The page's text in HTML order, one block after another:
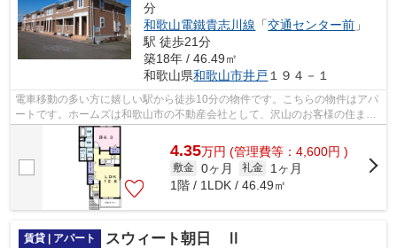
分
和歌山電鐵貴志川線 「交通センター前 」
駅 徒歩21分
築18年 / 46.49㎡
和歌山県和歌山市井戸 １９４－１
電車移動の多い方に嬉しい駅から徒歩10分の物件です。こちらの物件はアパ
ートです。ホームズは和歌山市の不動産会社として、沢山のお客様の住まい
探しをして参りました。いつでも住ま...
4.35万円 (管理費等：4,600円 )
敷金 0ヶ月 礼金
1ヶ月
1階 / 1LDK / 46.49㎡
賃貸 | アパート スウィート朝日 Ⅱ